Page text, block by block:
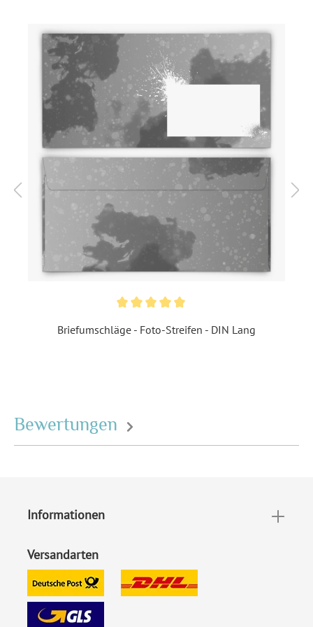
Graffiti-Motiv
mit seinen auffälligen Sprühdosen-
Effekten, Pfeilen und kreativen Elementen sorgt für einen
urbanen, jugendlichen Look. Dieses Design ist perfekt
abgestimmt auf die Bedürfnisse der jungen Generation
und hebt sich durch seinen modernen Stil deutlich ab.
Egal ob Jugendweihe, Geburtstag oder ein anderes Event
– diese Karte passt immer!
Personalisierung leicht gemacht
Gestalten Sie Ihre Karten ganz individuell! Laden Sie Ihr
eigenes Foto hoch, ändern Sie die Texte und verleihen Sie
der Karte Ihre persönliche Note. Dank des flexiblen
Online-Editors ist die Anpassung intuitiv und schnell.
Damit wird jede Karte zu einem einzigartigen Unikat, das
Freunde und Familie begeistert.
Qualität – Made in Germany
Die Karten werden auf hochwertigem300g/qm Papier
Freuen Sie sich auf eine zügige und zuverlässige
Format:
Highlights: Individuell bedruckt
Ihrem Foto
Inklusiv-Leistungen:
Briefumschläge - Foto-Streifen - DIN Lang
Bewertungen
Informationen
Versandarten